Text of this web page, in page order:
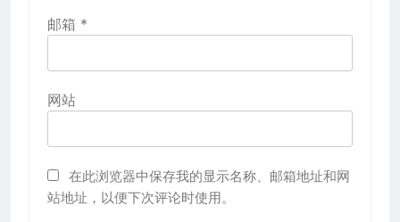
邮箱 *
网站
在此浏览器中保存我的显示名称、邮箱地址和网
站地址，以便下次评论时使用。